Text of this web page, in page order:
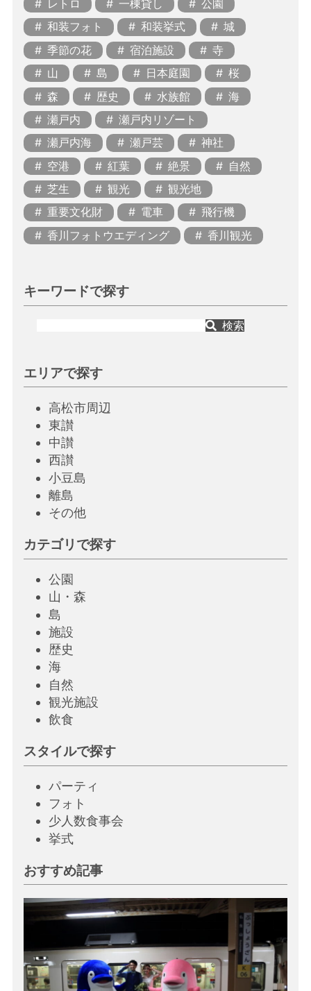
レトロ
一棟貸し
公園
和装フォト
和装挙式
城
季節の花
宿泊施設
寺
山
島 日本庭園
桜
森
歴史 水族館
海
瀬戸内
瀬戸内リゾート
瀬戸内海
瀬戸芸
神社
空港
紅葉 絶景
自然
芝生
観光
観光地
重要文化財
電車
飛行機
香川フォトウエディング
香川観光
キーワードで探す
検索
エリアで探す
高松市周辺
東讃
中讃
西讃
小豆島
離島
その他
カテゴリで探す
公園
山・森
島
施設
歴史
海
自然
観光施設
飲食
スタイルで探す
パーティ
フォト
少人数食事会
挙式
おすすめ記事